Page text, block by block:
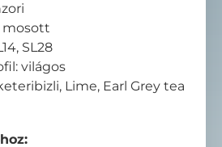
mosott
SL28
világos
Lime, Earl Grey tea